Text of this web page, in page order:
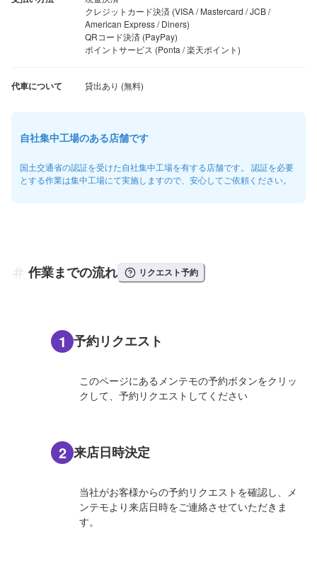
クレジットカード決済 (VISA / Mastercard / JCB /
American Express / Diners)
QRコード決済 (PayPay)
ポイントサービス (Ponta / 楽天ポイント)
代車について
自社集中工場のある店舗です
国土交通省の認証を受けた自社集中工場を有する店舗です。 認証を必要
とする作業は集中工場にて実施しますので、安心してご依頼ください。
作業までの流れ リクエスト予約
1 予約リクエスト
このページにあるメンテモの予約ボタンをクリッ
クして、予約リクエストしてください
2 来店日時決定
当社がお客様からの予約リクエストを確認し、メ
ンテモより来店日時をご連絡させていただきま
す。